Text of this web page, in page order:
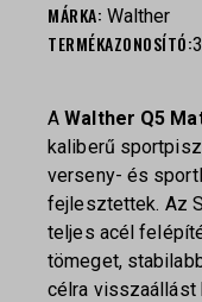
MÁRKA: Walther
TERMÉKAZONOSÍTÓ:
AWalther Q5
kaliberű
verseny- és
fejlesztettek. Az
teljes acél
tömeget,
célra visszaállást